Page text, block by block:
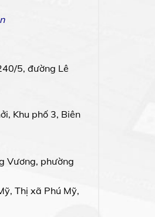
5, đường Lê
Khu phố 3, Biên
Vương, phường
Thị xã Phú Mỹ,